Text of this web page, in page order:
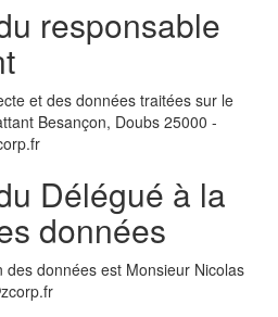
responsable
et des données traitées sur le
Besançon, Doubs 25000 -
Délégué à la
données
données est Monsieur Nicolas
zcorp.fr